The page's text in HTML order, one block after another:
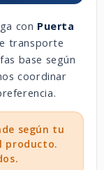
con Puerta
transporte
base según
coordinar
según tu
producto.